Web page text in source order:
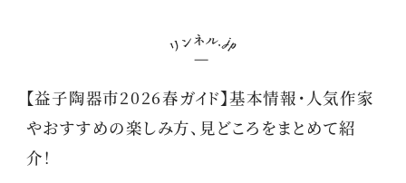
【益子陶器市2026春ガイド】基本情報・人気作家
やおすすめの楽しみ方、見どころをまとめて紹
介！